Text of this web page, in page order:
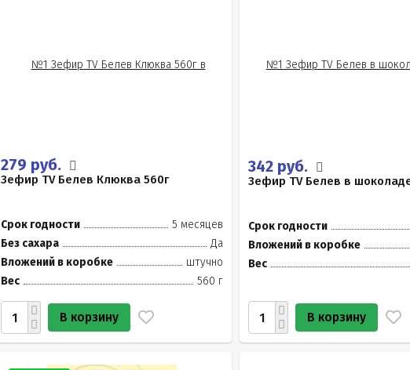
279 руб.
Зефир TV Белев Клюква 560г
Срок годности
5 месяцев
Без сахара
Да
Вложений в коробке
штучно
Вес
560 г
В корзину
342 руб.
Зефир TV Белев в
Срок годности
Вложений в коробке
Вес
В корзину